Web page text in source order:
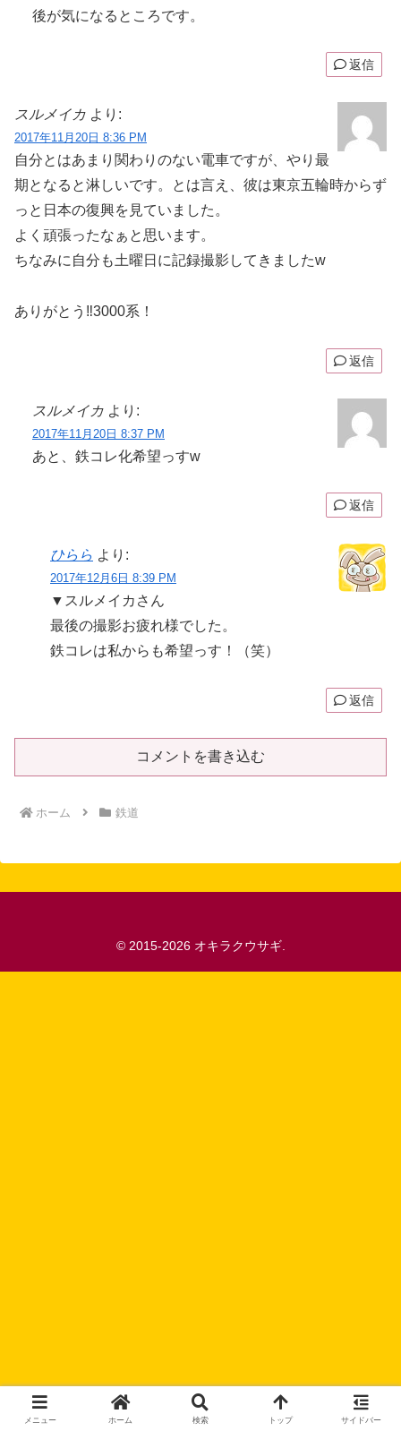
後が気になるところです。
返信
スルメイカ より:
2017年11月20日 8:36 PM
自分とはあまり関わりのない電車ですが、やり最
期となると淋しいです。とは言え、彼は東京五輪時からず
っと日本の復興を見ていました。
よく頑張ったなぁと思います。
ちなみに自分も土曜日に記録撮影してきましたw
ありがとう‼︎3000系！
返信
スルメイカ より:
2017年11月20日 8:37 PM
あと、鉄コレ化希望っすw
返信
ひらら より:
2017年12月6日 8:39 PM
▼スルメイカさん
最後の撮影お疲れ様でした。
鉄コレは私からも希望っす！（笑）
返信
コメントを書き込む
ホーム 鉄道
© 2015-2026 オキラクウサギ.
メニュー ホーム 検索 トップ サイドバー